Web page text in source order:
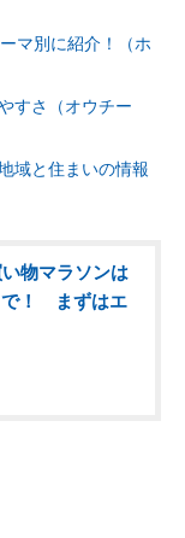
マ別に紹介！（ホ
すさ（オウチー
域と住まいの情報
い物マラソンは
で！ まずはエ